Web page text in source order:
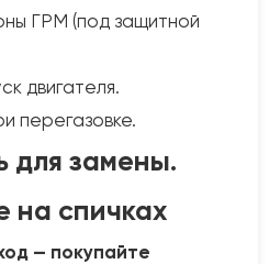
ГРМ (под защитной
двигателя.
перегазовке.
для замены.
на спичках
— покупайте